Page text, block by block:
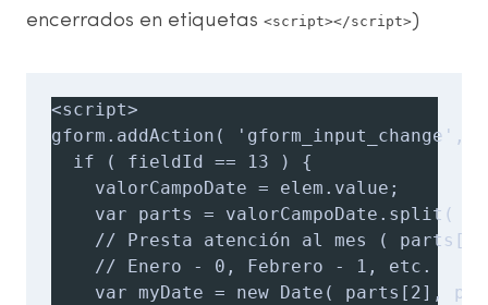
encerrados en etiquetas <script></script>)
<script>
gform.addAction(
  if ( fieldId == 13 ) {
    valorCampoDate = elem.value;
var parts = valorCampoDate.split(
// Presta atención al mes (
    // Enero - 0, Febrero - 1, etc.
var myDate = new Date( parts[2],